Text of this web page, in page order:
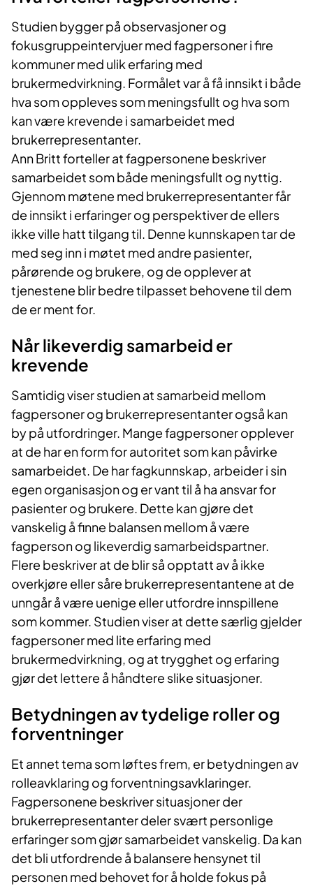
Studien bygger på observasjoner og
fokusgruppeintervjuer med fagpersoner i fire
kommuner med ulik erfaring med
brukermedvirkning. Formålet var å få innsikt i både
hva som oppleves som meningsfullt og hva som
kan være krevende i samarbeidet med
brukerrepresentanter.
Ann Britt forteller at fagpersonene beskriver
samarbeidet som både meningsfullt og nyttig.
Gjennom møtene med brukerrepresentanter får
de innsikt i erfaringer og perspektiver de ellers
ikke ville hatt tilgang til. Denne kunnskapen tar de
med seg inn i møtet med andre pasienter,
pårørende og brukere, og de opplever at
tjenestene blir bedre tilpasset behovene til dem
de er ment for.
Når likeverdig samarbeid er
krevende
Samtidig viser studien at samarbeid mellom
fagpersoner og brukerrepresentanter også kan
by på utfordringer. Mange fagpersoner opplever
at de har en form for autoritet som kan påvirke
samarbeidet. De har fagkunnskap, arbeider i sin
egen organisasjon og er vant til å ha ansvar for
pasienter og brukere. Dette kan gjøre det
vanskelig å finne balansen mellom å være
fagperson og likeverdig samarbeidspartner.
Flere beskriver at de blir så opptatt av å ikke
overkjøre eller såre brukerrepresentantene at de
unngår å være uenige eller utfordre innspillene
som kommer. Studien viser at dette særlig gjelder
fagpersoner med lite erfaring med
brukermedvirkning, og at trygghet og erfaring
gjør det lettere å håndtere slike situasjoner.
Betydningen av tydelige roller og
forventninger
Et annet tema som løftes frem, er betydningen av
rolleavklaring og forventningsavklaringer.
Fagpersonene beskriver situasjoner der
brukerrepresentanter deler svært personlige
erfaringer som gjør samarbeidet vanskelig. Da kan
det bli utfordrende å balansere hensynet til
personen med behovet for å holde fokus på